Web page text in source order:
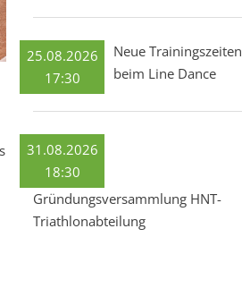
25.08.2026
17:30
Neue Trainingszeiten
beim Line Dance
31.08.2026
18:30
Gründungsversammlung HNT-
Triathlonabteilung